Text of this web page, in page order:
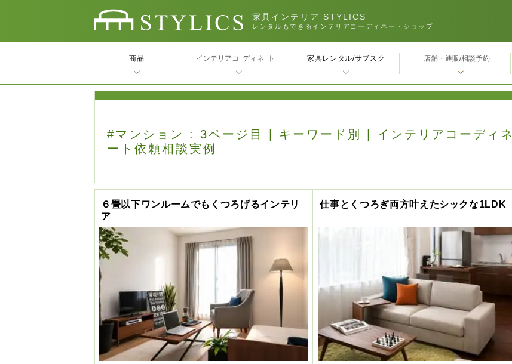
家具インテリア STYLICS
レンタルもできるインテリアコーディネートショップ
#マンション : 3ページ目 | キーワード別 | インテリアコーディネ
ート依頼相談実例
６畳以下ワンルームでもくつろげるインテリ
ア
仕事とくつろぎ両方叶えたシックな1LDK
商品 インテリアコｰディネｰト 家具レンタル/サブスク 店舗・通販/相談予約